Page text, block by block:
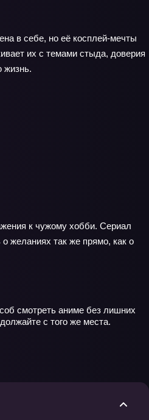
в себе, но её косплей‑мечты
их с темами стыда, доверия
жизнь.
к чужому хобби. Сериал
желаниях так же прямо, как о
смотреть аниме без лишних
с того же места.